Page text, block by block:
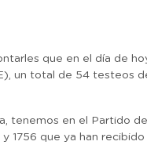
que en el día de
un total de 54 testeos
tenemos en el Partido
1756 que ya han